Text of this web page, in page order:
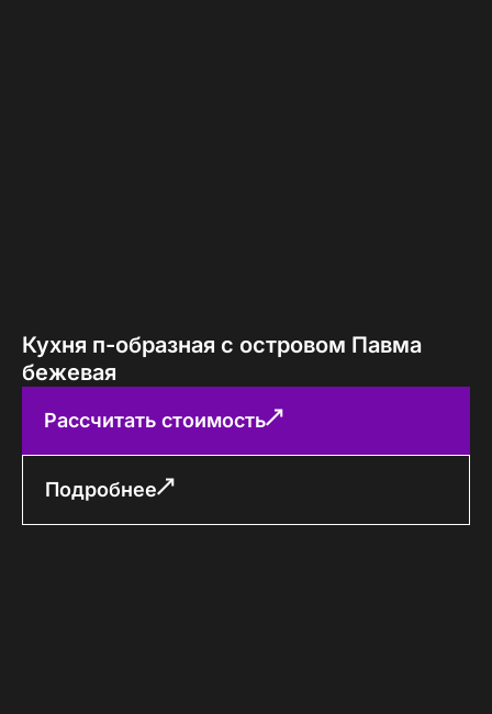
Кухня п-образная с островом Павма
бежевая
Рассчитать стоимость
Подробнее